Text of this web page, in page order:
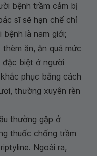
bệnh trầm cảm bị
sĩ sẽ hạn chế chỉ
bệnh là nam giới;
ăn, ăn quá mức
đặc biệt ở người
phục bằng cách
thường xuyên rèn
thường gặp ở
thuốc chống trầm
Ngoài ra,